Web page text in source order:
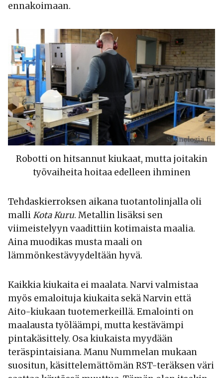
ennakoimaan.
Robotti on hitsannut kiukaat, mutta joitakin
työvaiheita hoitaa edelleen ihminen
Tehdaskierroksen aikana tuotantolinjalla oli
malliKota Kuru. Metallin lisäksi sen
viimeistelyyn vaadittiin kotimaista maalia.
Aina muodikas musta maali on
lämmönkestävyydeltään hyvä.
Kaikkia kiukaita ei maalata. Narvi valmistaa
myös emaloituja kiukaita sekä Narvin että
Aito-kiukaan tuotemerkeillä. Emalointi on
maalausta työläämpi, mutta kestävämpi
pintakäsittely. Osa kiukaista myydään
teräspintaisiana. Manu Nummelan mukaan
suositun, käsittelemättömän RST-teräksen väri